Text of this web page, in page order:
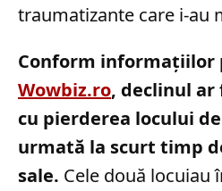
traumatizante care i-au
Conform informațiilor
Wowbiz.ro, declinul
cu pierderea locului
urmată la scurt timp
sale. Cele două locuiau